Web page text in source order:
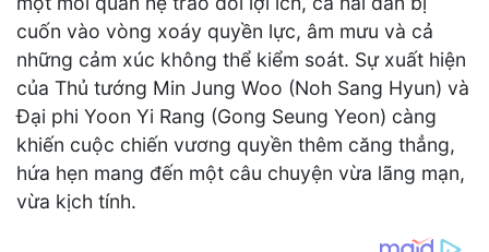
cuốn vào vòng xoáy quyền lực, âm mưu và cả
những cảm xúc không thể kiểm soát. Sự xuất hiện
của Thủ tướng Min Jung Woo (Noh Sang Hyun) và
Đại phi Yoon Yi Rang (Gong Seung Yeon) càng
khiến cuộc chiến vương quyền thêm căng thẳng,
hứa hẹn mang đến một câu chuyện vừa lãng mạn,
vừa kịch tính.